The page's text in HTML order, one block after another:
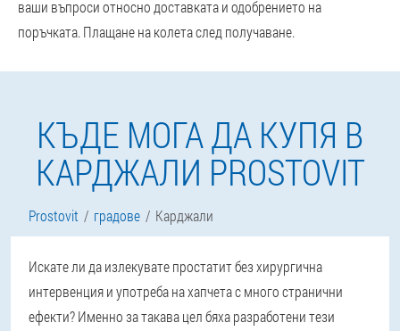
ваши въпроси относно доставката и одобрението на
поръчката. Плащане на колета след получаване.
КЪДЕ МОГА ДА КУПЯ В
КАРДЖАЛИ PROSTOVIT
Prostovit градове Карджали
Искате ли да излекувате простатит без хирургична
интервенция и употреба на хапчета с много странични
ефекти? Именно за такава цел бяха разработени тези